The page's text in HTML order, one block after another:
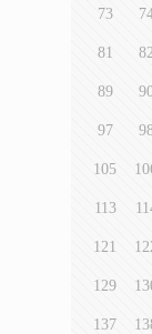
73
81 82
89
97
105
113
121
129
137